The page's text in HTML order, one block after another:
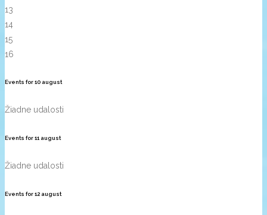
13
14
15
16
Events for10 august
Žiadne udalosti
Events for11 august
Žiadne udalosti
Events for12 august